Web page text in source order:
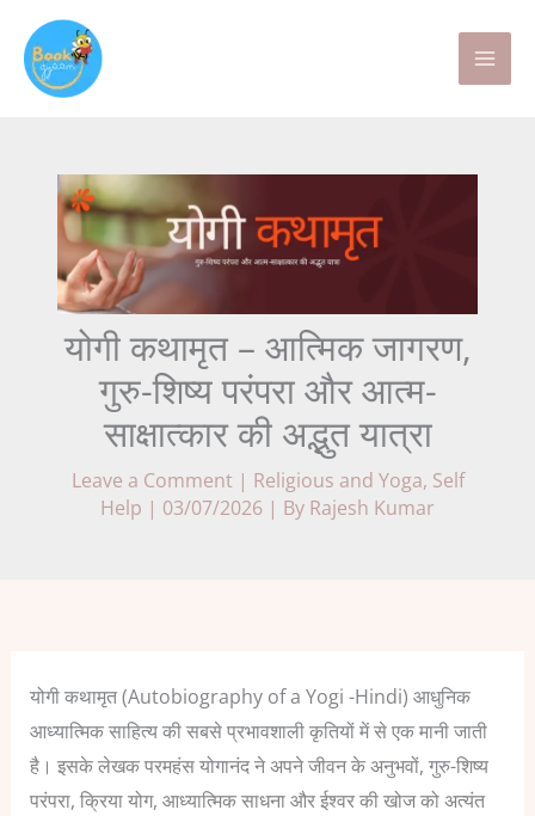
content
योगी कथामृत – आत्मिक जागरण,
गुरु-शिष्य परंपरा और आत्म-
साक्षात्कार की अद्भुत यात्रा
Leave a Comment | Religious and Yoga, Self
Help | 03/07/2026 | By Rajesh Kumar
योगी कथामृत (Autobiography of a Yogi -Hindi) आधुनिक
आध्यात्मिक साहित्य की सबसे प्रभावशाली कृतियों में से एक मानी जाती
है। इसके लेखक परमहंस योगानंद ने अपने जीवन के अनुभवों, गुरु-शिष्य
परंपरा, क्रिया योग, आध्यात्मिक साधना और ईश्वर की खोज को अत्यंत